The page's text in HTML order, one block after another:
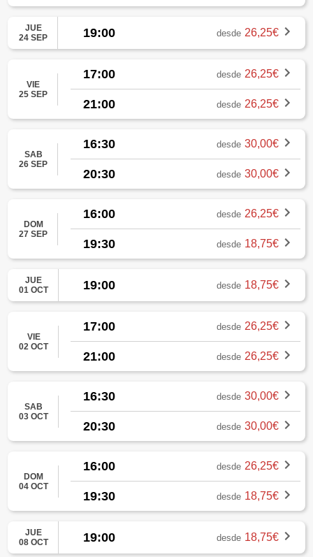
JUE
24 SEP
19:00 desde 26,25€
VIE
25 SEP
17:00 desde 26,25€
21:00 desde 26,25€
SAB
26 SEP
16:30 desde 30,00€
20:30 desde 30,00€
DOM
27 SEP
16:00 desde 26,25€
19:30 desde 18,75€
JUE
01 OCT
19:00 desde 18,75€
VIE
02 OCT
17:00 desde 26,25€
21:00 desde 26,25€
SAB
03 OCT
16:30 desde 30,00€
20:30 desde 30,00€
DOM
04 OCT
16:00 desde 26,25€
19:30 desde 18,75€
JUE
08 OCT
19:00 desde 18,75€